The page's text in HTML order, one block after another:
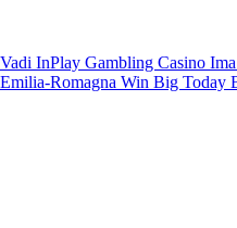
Vadi InPlay Gambling Casino
Emilia-Romagna Win Big Today